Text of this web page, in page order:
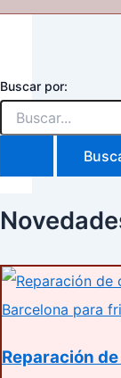
Buscar por:
Reparación